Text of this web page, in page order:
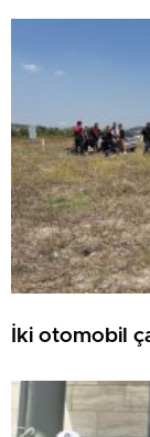
ATILDI
İki otomobil